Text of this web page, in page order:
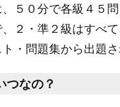
５０分で各級４５
２・準２級はすべ
・問題集から出題さ
つなの？